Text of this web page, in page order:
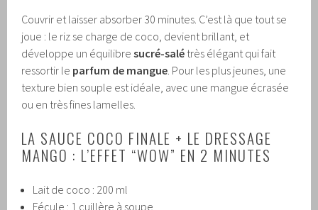
Couvrir et laisser absorber 30 minutes. C’est là que tout se
joue : le riz se charge de coco, devient brillant, et
développe un équilibresucré-salé très élégant qui fait
ressortir le parfum de mangue . Pour les plus jeunes, une
texture bien souple est idéale, avec une mangue écrasée
ou en très fines lamelles.
LA SAUCE COCO FINALE + LE DRESSAGE
MANGO : L’EFFET “WOW” EN 2 MINUTES
Lait de coco : 200 ml
Fécule : 1 cuillère à soupe